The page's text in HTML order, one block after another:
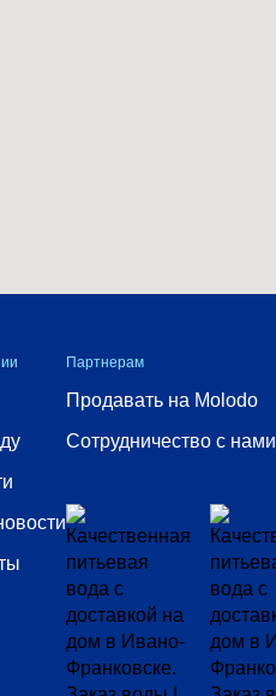
Партнерам
Продавать на Molodo
Сотрудничество с нами